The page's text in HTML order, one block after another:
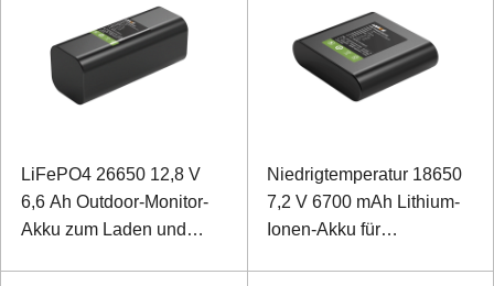
LiFePO4 26650 12,8 V
6,6 Ah Outdoor-Monitor-
Akku zum Laden und
Niedrigtemperatur 18650
7,2 V 6700 mAh Lithium-
Ionen-Akku für